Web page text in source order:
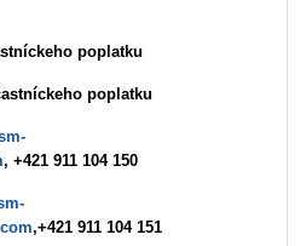
poplatku
poplatku
, +421 911 104 150
,+421 911 104 151